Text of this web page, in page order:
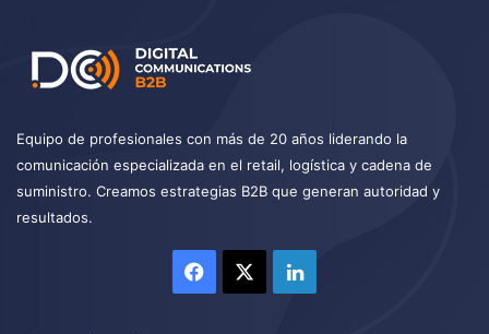
Equipo de profesionales con más de 20 años liderando la
comunicación especializada en el retail, logística y cadena de
suministro. Creamos estrategias B2B que generan autoridad y
resultados.
Facebook LinkedIn